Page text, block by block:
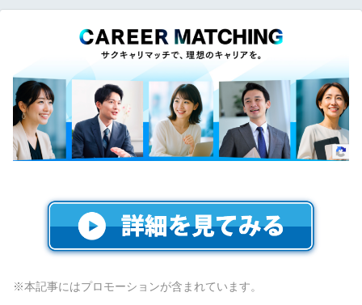
※本記事にはプロモーションが含まれています。